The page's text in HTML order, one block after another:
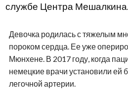
службе Центра Мешалкина.
Девочка родилась с тяжелым
пороком сердца. Ее уже
Мюнхене. В 2017 году, когда
немецкие врачи установили ей
легочной артерии.